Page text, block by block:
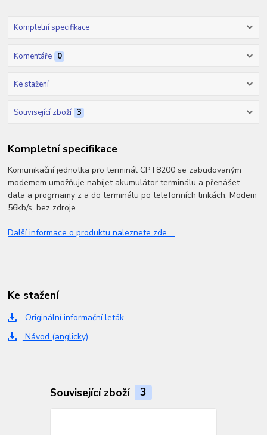
Kompletní specifikace
Komentáře 0
Ke stažení
Související zboží 3
Kompletní specifikace
Komunikační jednotka pro terminál CPT8200 se zabudovaným
modemem umožňuje nabíjet akumulátor terminálu a přenášet
data a progrnamy z a do terminálu po telefonních linkách, Modem
56kb/s, bez zdroje
Další informace o produktu naleznete zde ....
Ke stažení
Originální informační leták
Návod (anglicky)
Související zboží 3